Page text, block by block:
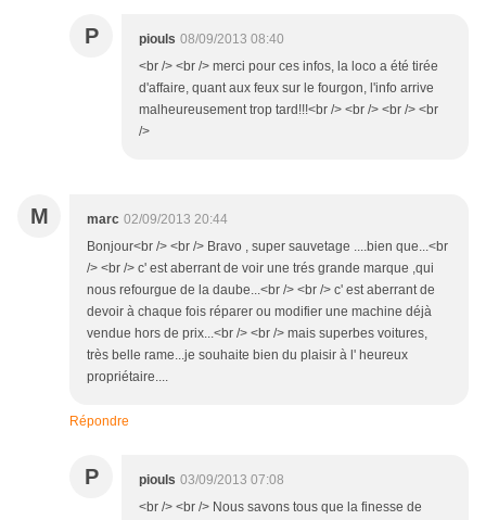
P piouls 08/09/2013 08:40
<br /> <br /> merci pour ces infos, la loco a été tirée
d'affaire, quant aux feux sur le fourgon, l'info arrive
malheureusement trop tard!!!<br /> <br /> <br /> <br
/>
M marc 02/09/2013 20:44
Bonjour<br /> <br /> Bravo , super sauvetage ....bien que...<br
/> <br /> c' est aberrant de voir une trés grande marque ,qui
nous refourgue de la daube...<br /> <br /> c' est aberrant de
devoir à chaque fois réparer ou modifier une machine déjà
vendue hors de prix...<br /> <br /> mais superbes voitures,
très belle rame...je souhaite bien du plaisir à l' heureux
propriétaire....
Répondre
P piouls 03/09/2013 07:08
<br /> <br /> Nous savons tous que la finesse de